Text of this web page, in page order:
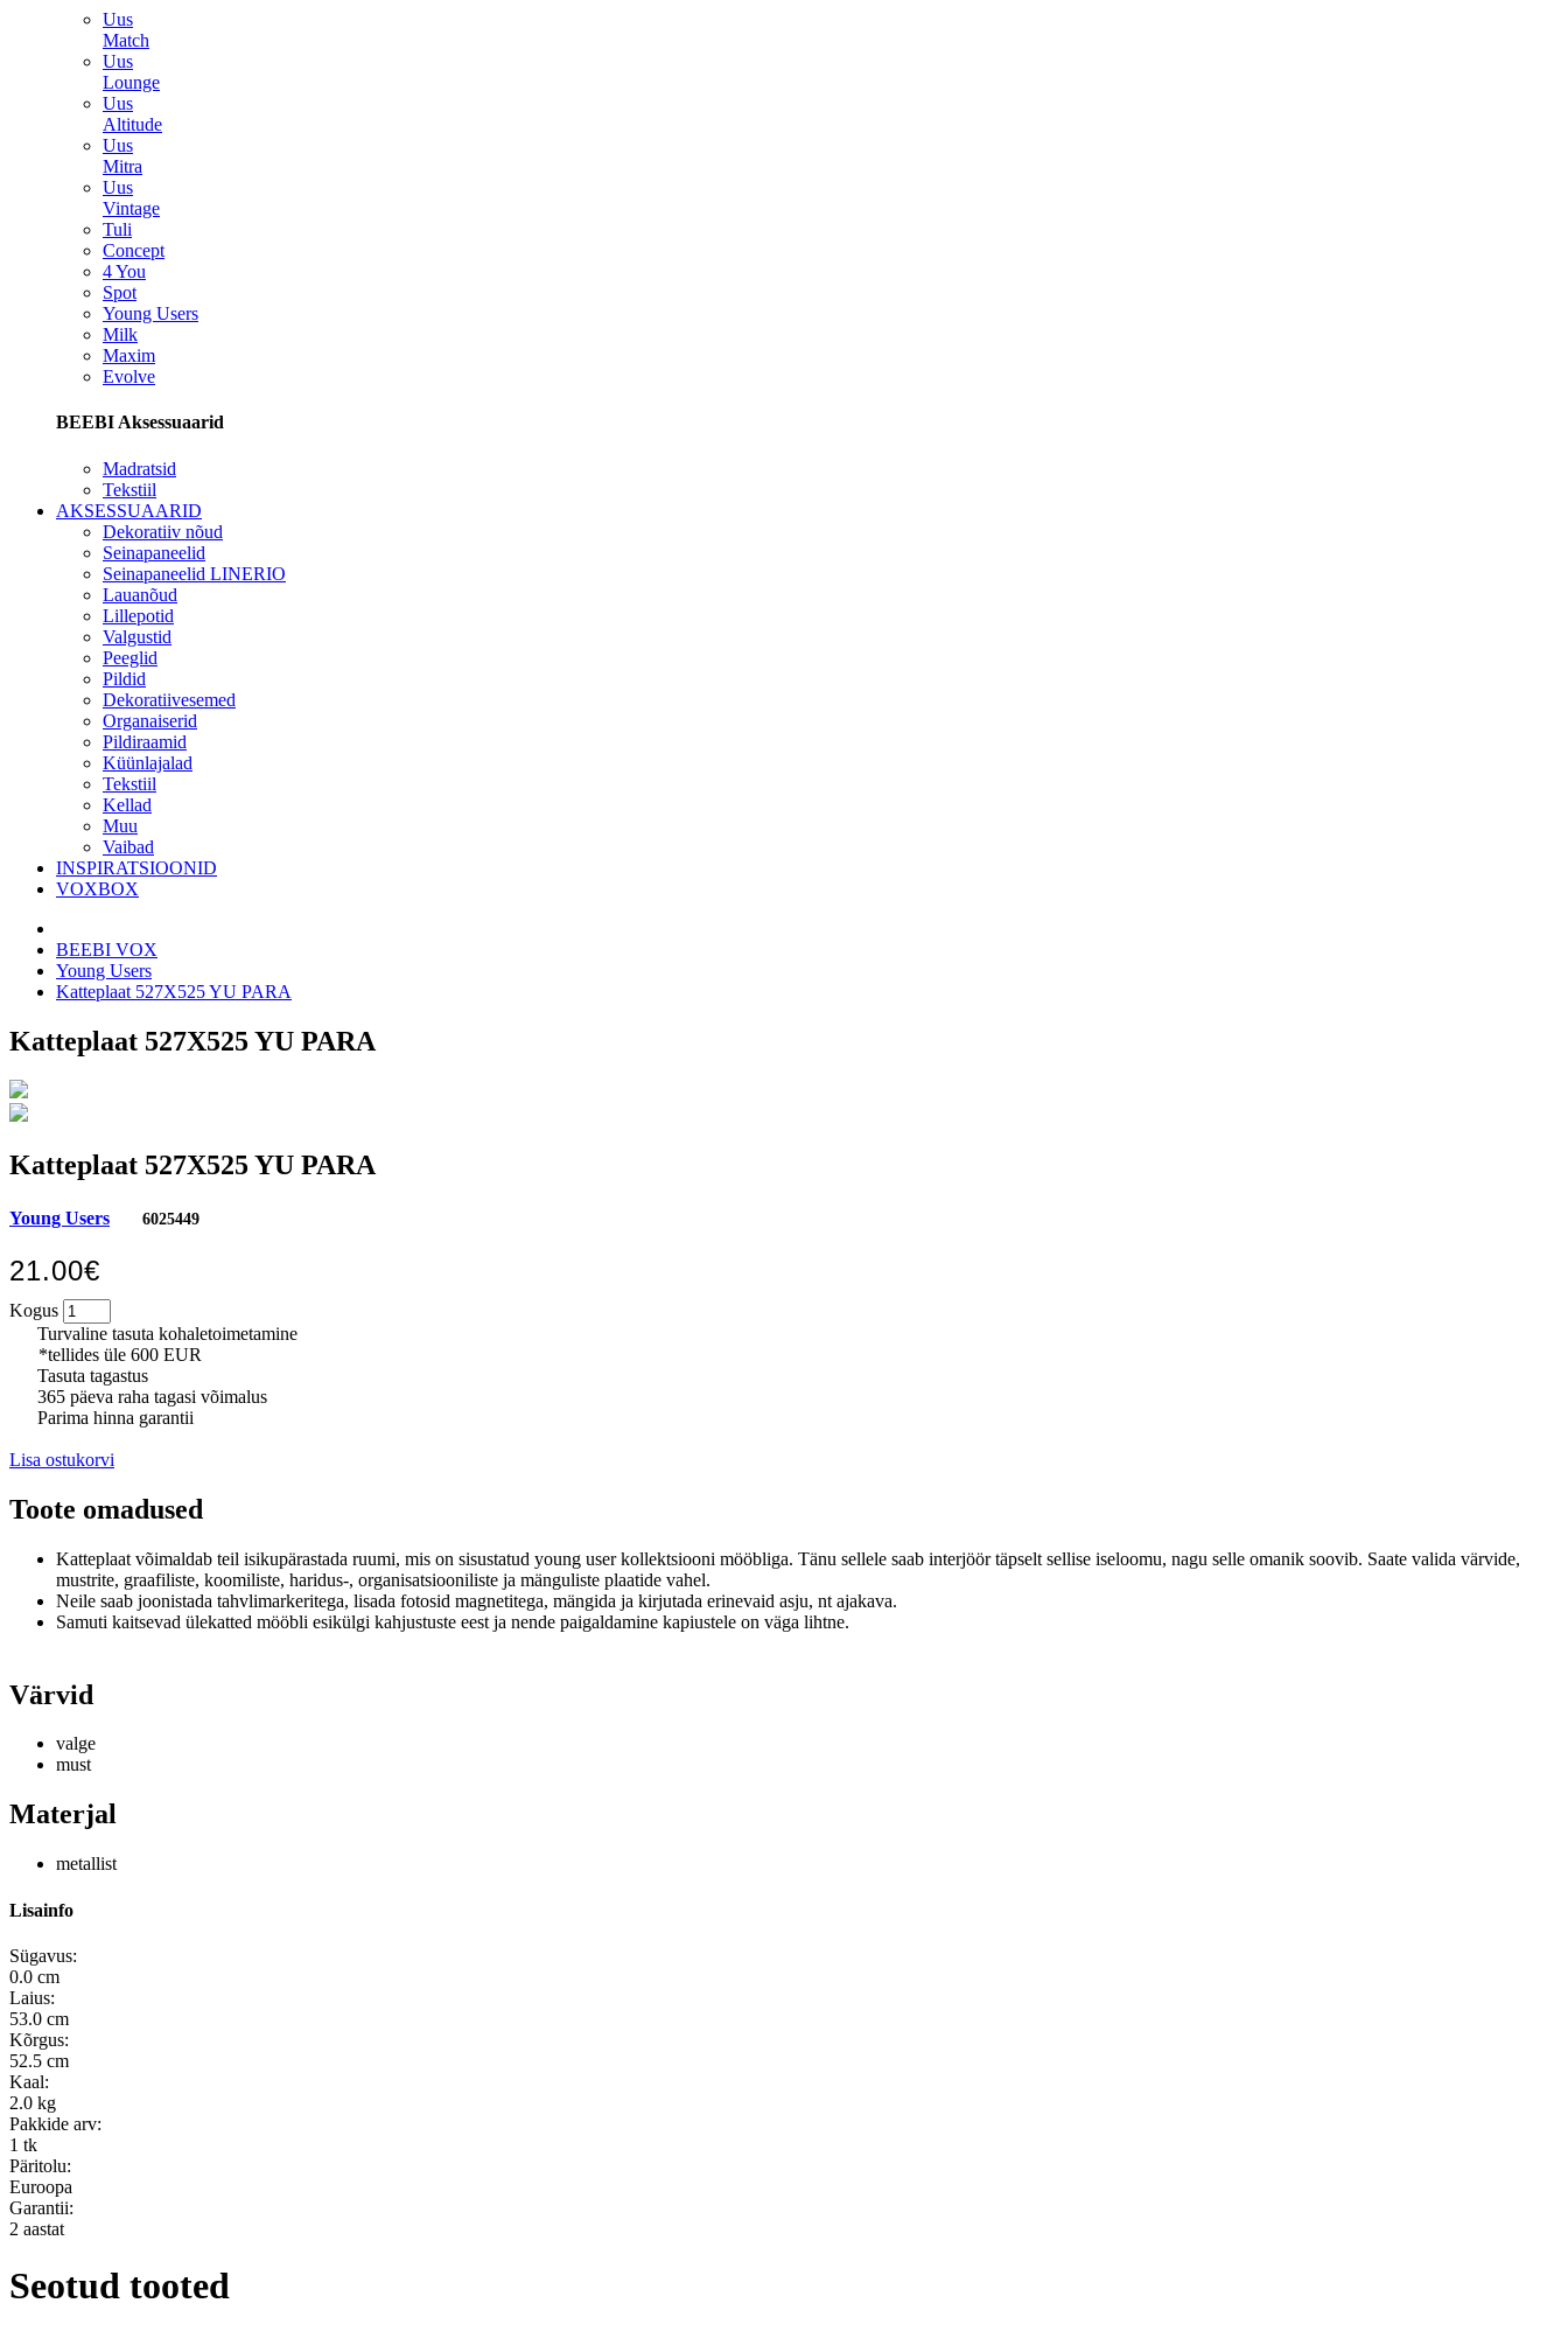
Uus
Match
Uus
Lounge
Uus
Altitude
Uus
Mitra
Uus
Vintage
Tuli
Concept
4 You
Spot
Young Users
Milk
Maxim
Evolve
BEEBI Aksessuaarid
Madratsid
Tekstiil
AKSESSUAARID
Dekoratiiv nõud
Seinapaneelid
Seinapaneelid LINERIO
Lauanõud
Lillepotid
Valgustid
Peeglid
Pildid
Dekoratiivesemed
Organaiserid
Pildiraamid
Küünlajalad
Tekstiil
Kellad
Muu
Vaibad
INSPIRATSIOONID
VOXBOX
BEEBI VOX
Young Users
Katteplaat 527X525 YU PARA
Katteplaat 527X525 YU PARA
Katteplaat 527X525 YU PARA
Young Users 6025449
21.00€
Kogus
Turvaline tasuta kohaletoimetamine
*tellides üle 600 EUR
Tasuta tagastus
365 päeva raha tagasi võimalus
Parima hinna garantii
Lisa ostukorvi
Toote omadused
Katteplaat võimaldab teil isikupärastada ruumi, mis on sisustatud young user kollektsiooni mööbliga. Tänu sellele saab interjöör täpselt sellise iseloomu, nagu selle omanik soovib. Saate valida värvide,
mustrite, graafiliste, koomiliste, haridus-, organisatsiooniliste ja mänguliste plaatide vahel.
Neile saab joonistada tahvlimarkeritega, lisada fotosid magnetitega, mängida ja kirjutada erinevaid asju, nt ajakava.
Samuti kaitsevad ülekatted mööbli esikülgi kahjustuste eest ja nende paigaldamine kapiustele on väga lihtne.
Värvid
valge
must
Materjal
metallist
Lisainfo
Sügavus:
0.0 cm
Laius:
53.0 cm
Kõrgus:
52.5 cm
Kaal:
2.0 kg
Pakkide arv:
1 tk
Päritolu:
Euroopa
Garantii:
2 aastat
Seotud tooted